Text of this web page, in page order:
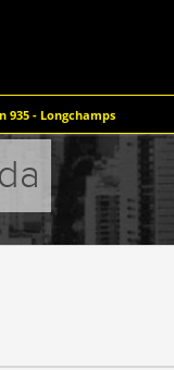
935 - Longchamps